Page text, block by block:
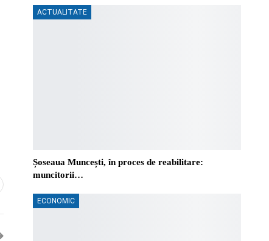
ACTUALITATE
Șoseaua Muncești, în proces de reabilitare:
muncitorii…
ECONOMIC